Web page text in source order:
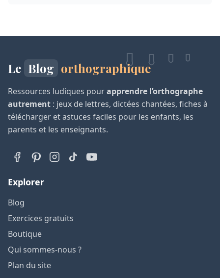
Le Blog orthographique
Ressources ludiques pourapprendre l’orthographe
autrement : jeux de lettres, dictées chantées, fiches à
télécharger et astuces faciles pour les enfants, les
parents et les enseignants.
Explorer
Blog
Exercices gratuits
Boutique
Qui sommes-nous ?
Plan du site